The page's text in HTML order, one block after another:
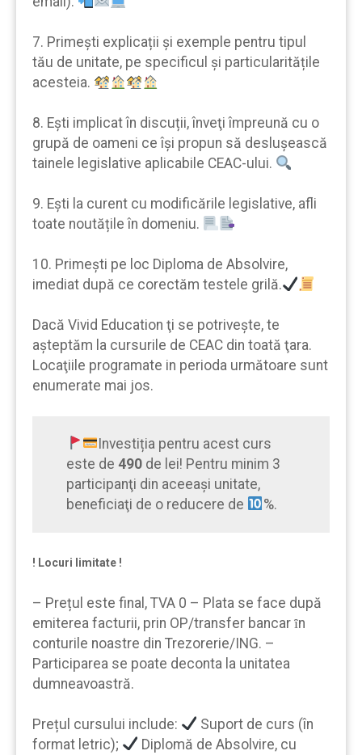
7. Primeşti explicații şi exemple pentru tipul
tău de unitate, pe specificul şi particularitățile
acesteia.
8. Eşti implicat în discuții, înveţi împreună cu o
grupă de oameni ce îşi propun să desluşească
tainele legislative aplicabile CEAC-ului.
9. Eşti la curent cu modificările legislative, afli
toate noutățile în domeniu.
10. Primeşti pe loc Diploma de Absolvire,
imediat după ce corectăm testele grilă.
Dacă Vivid Education ţi se potrivește, te
aşteptăm la cursurile de CEAC din toată ţara.
Locaţiile programate in perioda următoare sunt
enumerate mai jos.
Investiția pentru acest curs
este de 490de lei! Pentru minim 3
participanţi din aceeaşi unitate,
beneficiaţi de o reducere de
%.
! Locuri limitate !
– Prețul este final, TVA 0 – Plata se face după
emiterea facturii, prin OP/transfer bancar ȋn
conturile noastre din Trezorerie/ING. –
Participarea se poate deconta la unitatea
dumneavoastră.
Prețul cursului include:
Suport de curs (în
format letric);
Diplomă de Absolvire, cu